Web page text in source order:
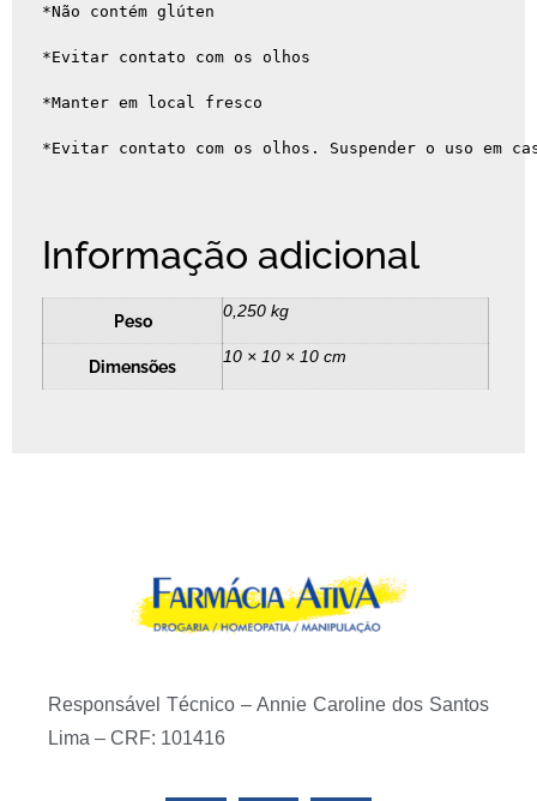
*Não contém glúten
*Evitar contato com os olhos
*Manter em local fresco
*Evitar contato com os olhos. Suspender o uso em
Informação adicional
Peso 0,250 kg
Dimensões 10 × 10 × 10 cm
Responsável Técnico – Annie Caroline dos Santos
Lima – CRF: 101416